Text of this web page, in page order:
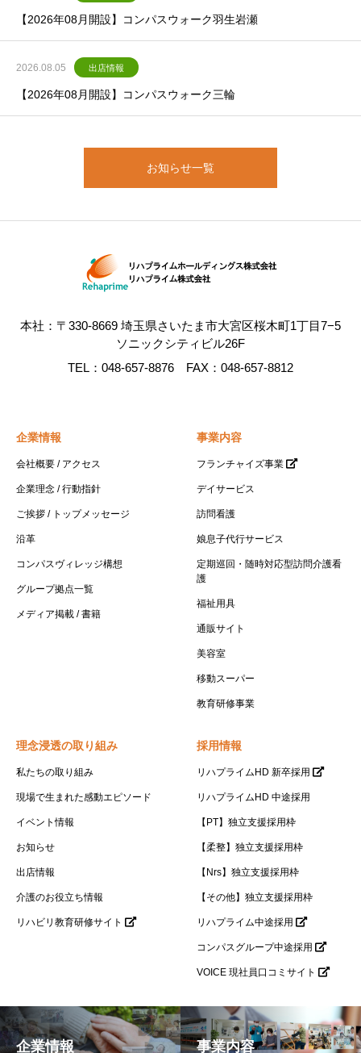
【2026年08月開設】コンパスウォーク羽生岩瀬
2026.08.05 出店情報
【2026年08月開設】コンパスウォーク三輪
お知らせ一覧
本社：〒330-8669 埼玉県さいたま市大宮区桜木町1丁目7−5
ソニックシティビル26F
TEL：048-657-8876 FAX：048-657-8812
企業情報
会社概要 / アクセス
企業理念 / 行動指針
ご挨拶 / トップメッセージ
沿革
コンパスヴィレッジ構想
グループ拠点一覧
メディア掲載 / 書籍
事業内容
フランチャイズ事業
デイサービス
訪問看護
娘息子代行サービス
定期巡回・随時対応型訪問介護看
護
福祉用具
通販サイト
美容室
移動スーパー
教育研修事業
理念浸透の取り組み
私たちの取り組み
現場で生まれた感動エピソード
イベント情報
お知らせ
出店情報
介護のお役立ち情報
リハビリ教育研修サイト
採用情報
リハプライムHD 新卒採用
リハプライムHD 中途採用
【PT】独立支援採用枠
【柔整】独立支援採用枠
【Nrs】独立支援採用枠
【その他】独立支援採用枠
リハプライム中途採用
コンパスグループ中途採用
VOICE 現社員口コミサイト
企業情報 事業内容